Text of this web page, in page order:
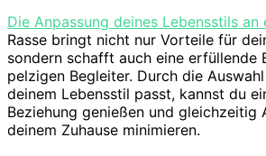
Die Anpassung deines Lebensstils an
Rasse bringt nicht nur Vorteile für
sondern schafft auch eine erfüllende
pelzigen Begleiter. Durch die
deinem Lebensstil passt, kannst du
Beziehung genießen und gleichzeitig
deinem Zuhause minimieren.